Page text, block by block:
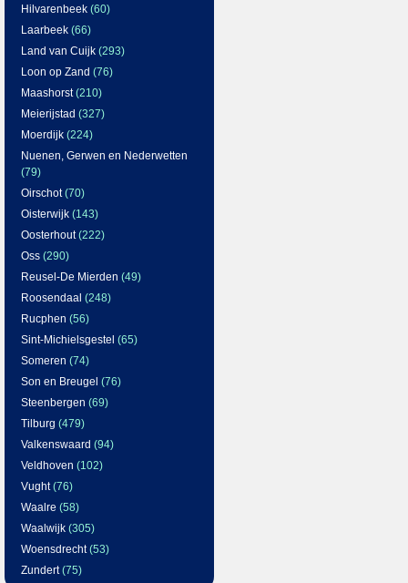
Hilvarenbeek (60)
Laarbeek (66)
Land van Cuijk (293)
Loon op Zand (76)
Maashorst(210)
Meierijstad (327)
Moerdijk (224)
Nuenen, Gerwen en Nederwetten
(79)
Oirschot(70)
Oisterwijk (143)
Oosterhout(222)
Oss (290)
Reusel-De Mierden (49)
Roosendaal (248)
Rucphen (56)
Sint-Michielsgestel (65)
Someren (74)
Son en Breugel (76)
Steenbergen (69)
Tilburg (479)
Valkenswaard (94)
Veldhoven (102)
Vught(76)
Waalre (58)
Waalwijk (305)
Woensdrecht(53)
Zundert(75)